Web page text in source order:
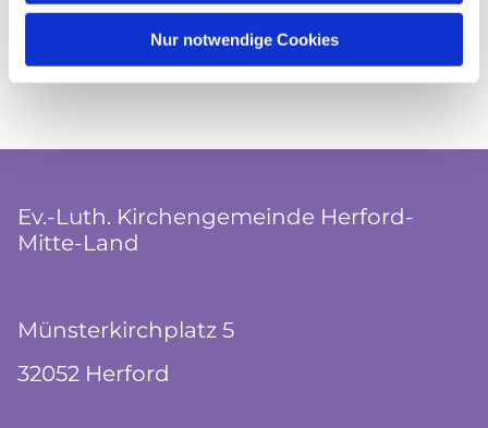
Nur notwendige Cookies
Ev.-Luth. Kirchengemeinde Herford-
Mitte-Land
Münsterkirchplatz 5
32052 Herford